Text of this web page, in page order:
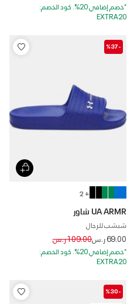
*خصم إضافي 20%. كود الخصم:
EXTRA20
-%37
+ 2
UA ARMR شاور
شبشب للرجال
69.00 ر.س Price reduced from
109.00 ر.س to
*خصم إضافي 20%. كود الخصم:
EXTRA20
-%30